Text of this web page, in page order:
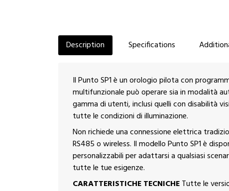
Description Specifications
Il Punto SP1 è un orologio pilota con
multifunzionale può operare sia in modalità
gamma di utenti, inclusi quelli con disabilità
tutte le condizioni di illuminazione.
Non richiede una connessione elettrica
RS485 o wireless. Il modello Punto SP1 è
personalizzabili per adattarsi a qualsiasi
tutte le tue esigenze.
CARATTERISTICHE TECNICHETutte le